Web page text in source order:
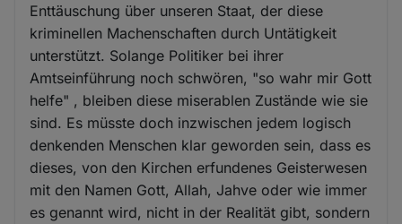
Enttäuschung über unseren Staat, der diese
kriminellen Machenschaften durch Untätigkeit
unterstützt. Solange Politiker bei ihrer
Amtseinführung noch schwören, "so wahr mir Gott
helfe" , bleiben diese miserablen Zustände wie sie
sind. Es müsste doch inzwischen jedem logisch
denkenden Menschen klar geworden sein, dass es
dieses, von den Kirchen erfundenes Geisterwesen
mit den Namen Gott, Allah, Jahve oder wie immer
es genannt wird, nicht in der Realität gibt, sondern